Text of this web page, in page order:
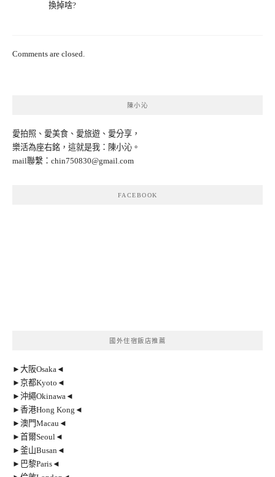
換掉啥?
Comments are closed.
陳小沁
愛拍照、愛美食、愛旅遊、愛分享，
樂活為座右銘，這就是我：陳小沁。
mail聯繫： chin750830@gmail.com
FACEBOOK
國外住宿飯店推薦
►大阪Osaka◄
►京都Kyoto◄
►沖繩Okinawa◄
►香港Hong Kong◄
►澳門Macau◄
►首爾Seoul◄
►釜山Busan◄
►巴黎Paris◄